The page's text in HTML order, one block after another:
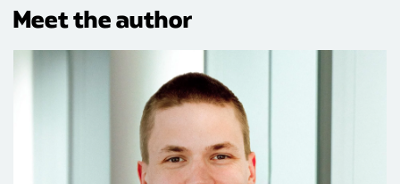
Meet the author